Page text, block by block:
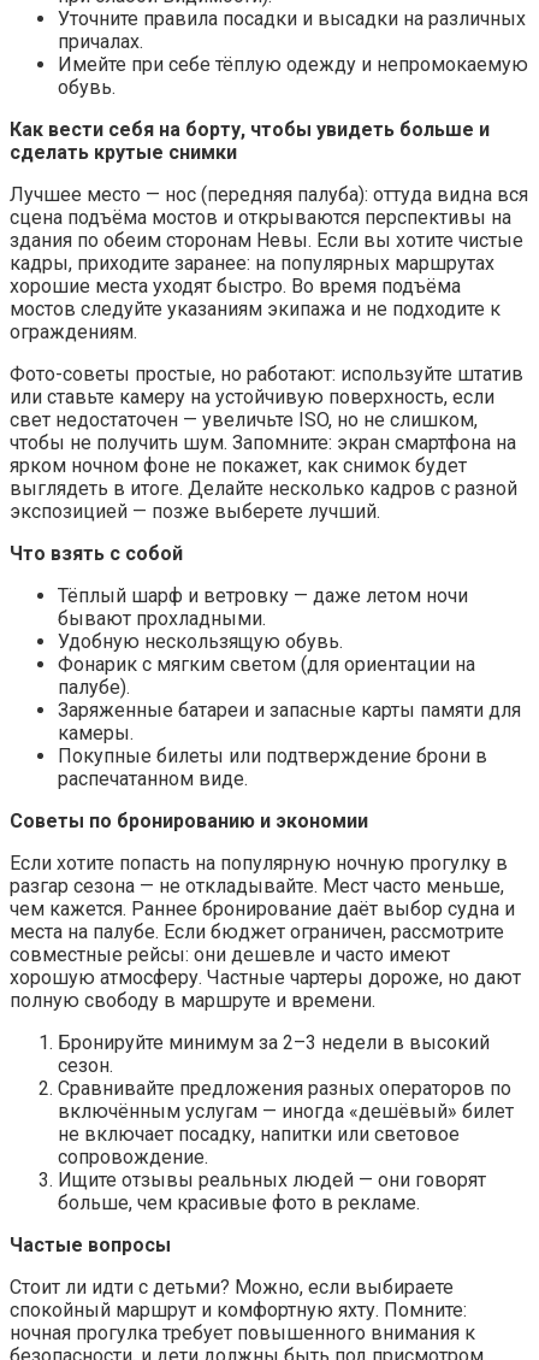
Уточните правила посадки и высадки на различных
причалах.
Имейте при себе тёплую одежду и непромокаемую
обувь.
Как вести себя на борту, чтобы увидеть больше и
сделать крутые снимки
Лучшее место — нос (передняя палуба): оттуда видна вся
сцена подъёма мостов и открываются перспективы на
здания по обеим сторонам Невы. Если вы хотите чистые
кадры, приходите заранее: на популярных маршрутах
хорошие места уходят быстро. Во время подъёма
мостов следуйте указаниям экипажа и не подходите к
ограждениям.
Фото-советы простые, но работают: используйте штатив
или ставьте камеру на устойчивую поверхность, если
свет недостаточен — увеличьте ISO, но не слишком,
чтобы не получить шум. Запомните: экран смартфона на
ярком ночном фоне не покажет, как снимок будет
выглядеть в итоге. Делайте несколько кадров с разной
экспозицией — позже выберете лучший.
Что взять с собой
Тёплый шарф и ветровку — даже летом ночи
бывают прохладными.
Удобную нескользящую обувь.
Фонарик с мягким светом (для ориентации на
палубе).
Заряженные батареи и запасные карты памяти для
камеры.
Покупные билеты или подтверждение брони в
распечатанном виде.
Советы по бронированию и экономии
Если хотите попасть на популярную ночную прогулку в
разгар сезона — не откладывайте. Мест часто меньше,
чем кажется. Раннее бронирование даёт выбор судна и
места на палубе. Если бюджет ограничен, рассмотрите
совместные рейсы: они дешевле и часто имеют
хорошую атмосферу. Частные чартеры дороже, но дают
полную свободу в маршруте и времени.
Бронируйте минимум за 2–3 недели в высокий
сезон.
Сравнивайте предложения разных операторов по
включённым услугам — иногда «дешёвый» билет
не включает посадку, напитки или световое
сопровождение.
Ищите отзывы реальных людей — они говорят
больше, чем красивые фото в рекламе.
Частые вопросы
Стоит ли идти с детьми? Можно, если выбираете
спокойный маршрут и комфортную яхту. Помните:
ночная прогулка требует повышенного внимания к